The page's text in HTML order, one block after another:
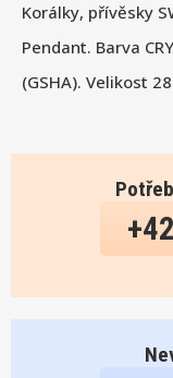
Korálky, přívěsky
Pendant. Barva
(GSHA). Velikost